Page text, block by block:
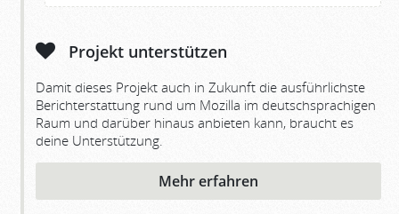
Projekt unterstützen
Damit dieses Projekt auch in Zukunft die ausführlichste
Berichterstattung rund um Mozilla im deutschsprachigen
Raum und darüber hinaus anbieten kann, braucht es
deine Unterstützung.
Mehr erfahren